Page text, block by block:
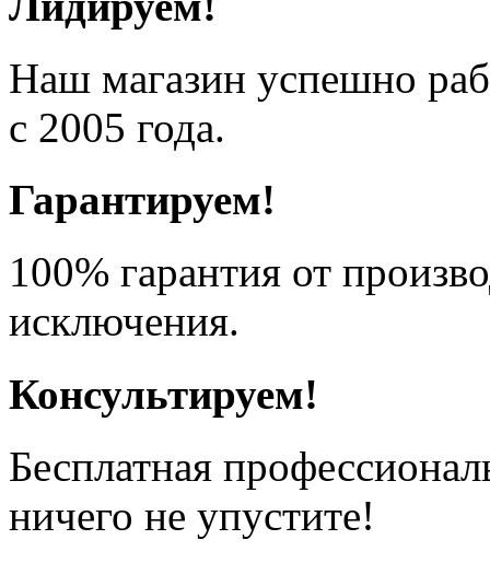
Наш магазин успешно
с 2005 года.
Гарантируем!
100% гарантия от
исключения.
Консультируем!
Бесплатная
ничего не упустите!